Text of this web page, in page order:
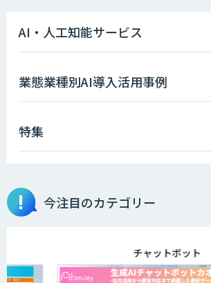
imprai ezKotae
物品輸出から留学生
ェックまで自動化。輸
JOINT AI Flow
AI・人工知能サービス
業態業種別AI導入活用事例
特集
今注目のカテゴリー
チャットボット